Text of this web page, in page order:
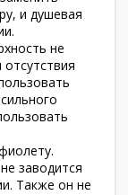
и душевая
не
заводится
Также он не